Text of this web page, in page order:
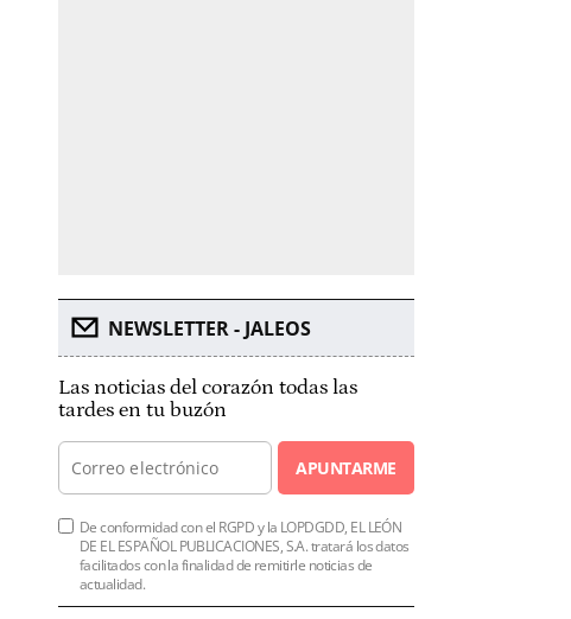
NEWSLETTER - JALEOS
Las noticias del corazón todas las
tardes en tu buzón
APUNTARME
De conformidad con el RGPD y la LOPDGDD, EL LEÓN
DE EL ESPAÑOL PUBLICACIONES, S.A. tratará los datos
facilitados con la finalidad de remitirle noticias de
actualidad.